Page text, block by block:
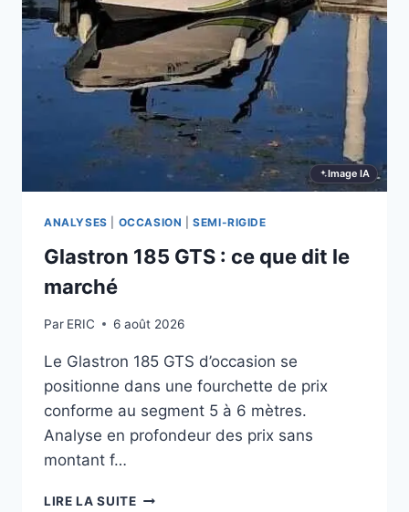
Image IA
ANALYSES OCCASION |SEMI-RIGIDE
Glastron 185 GTS : ce que dit le
marché
Par ERIC 6 août 2026
Le Glastron 185 GTS d’occasion se
positionne dans une fourchette de prix
conforme au segment 5 à 6 mètres.
Analyse en profondeur des prix sans
montant f…
LIRE LA SUITEGLASTRON